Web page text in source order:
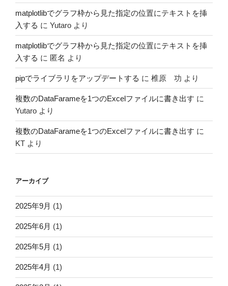
matplotlibでグラフ枠から見た指定の位置にテキストを挿
入する に Yutaro より
matplotlibでグラフ枠から見た指定の位置にテキストを挿
入する に 匿名 より
pipでライブラリをアップデートする に 椎原 功 より
複数のDataFarameを1つのExcelファイルに書き出す に
Yutaro より
複数のDataFarameを1つのExcelファイルに書き出す に
KT より
アーカイブ
2025年9月 (1)
2025年6月 (1)
2025年5月 (1)
2025年4月 (1)